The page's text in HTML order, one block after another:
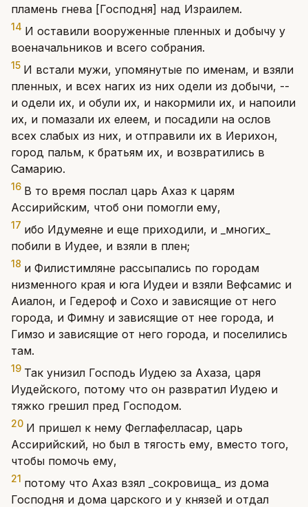
пламень гнева [Господня] над Израилем.
14 И оставили вооруженные пленных и добычу у
военачальников и всего собрания.
15 И встали мужи, упомянутые по именам, и взяли
пленных, и всех нагих из них одели из добычи, --
и одели их, и обули их, и накормили их, и напоили
их, и помазали их елеем, и посадили на ослов
всех слабых из них, и отправили их в Иерихон,
город пальм, к братьям их, и возвратились в
Самарию.
16 В то время послал царь Ахаз к царям
Ассирийским, чтоб они помогли ему,
17 ибо Идумеяне и еще приходили, и _многих_
побили в Иудее, и взяли в плен;
18 и Филистимляне рассыпались по городам
низменного края и юга Иудеи и взяли Вефсамис и
Аиалон, и Гедероф и Сохо и зависящие от него
города, и Фимну и зависящие от нее города, и
Гимзо и зависящие от него города, и поселились
там.
19 Так унизил Господь Иудею за Ахаза, царя
Иудейского, потому что он развратил Иудею и
тяжко грешил пред Господом.
20 И пришел к нему Феглафелласар, царь
Ассирийский, но был в тягость ему, вместо того,
чтобы помочь ему,
21 потому что Ахаз взял _сокровища_ из дома
Господня и дома царского и у князей и отдал